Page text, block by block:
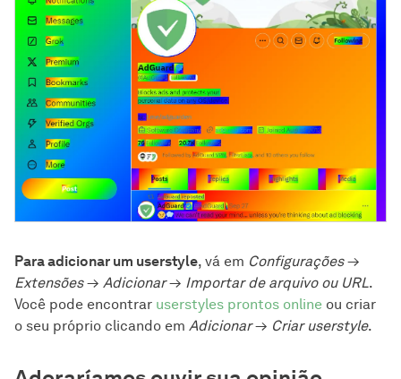
Para adicionar um userstyle, vá em Configurações→
Extensões→ Adicionar→ Importar de arquivo ou URL.
Você pode encontrar userstyles prontos online ou criar
o seu próprio clicando em Adicionar→ Criar userstyle.